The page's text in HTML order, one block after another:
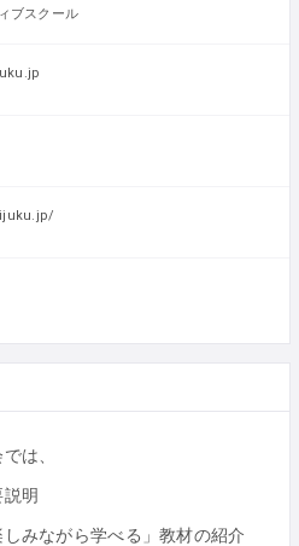
ブスクール
は、
明
みながら学べる」教材の紹介